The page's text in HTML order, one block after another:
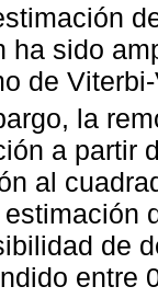
ha sido
de
la
a partir
al
de
entre